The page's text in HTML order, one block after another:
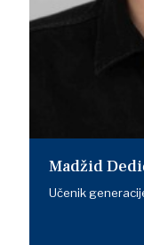
Madžid
Učenik